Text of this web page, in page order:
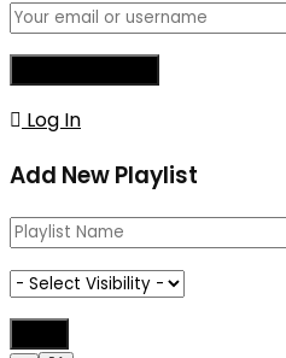
Log In
Add New Playlist